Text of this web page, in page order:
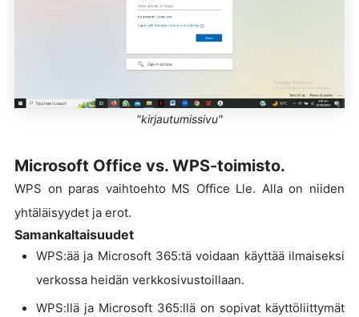
"kirjautumissivu"
Microsoft Office vs. WPS-toimisto.
WPS on paras vaihtoehto MS Office Lle. Alla on niiden
yhtäläisyydet ja erot.
Samankaltaisuudet
WPS:ää ja Microsoft 365:tä voidaan käyttää ilmaiseksi
verkossa heidän verkkosivustoillaan.
WPS:llä ja Microsoft 365:llä on sopivat käyttöliittymät